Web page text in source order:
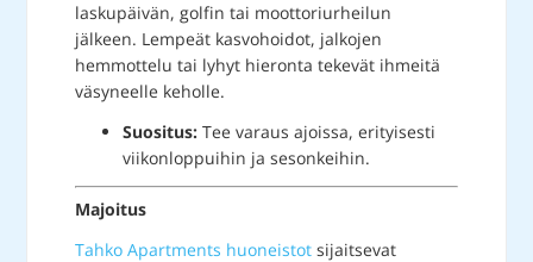
laskupäivän, golfin tai moottoriurheilun
jälkeen. Lempeät kasvohoidot, jalkojen
hemmottelu tai lyhyt hieronta tekevät ihmeitä
väsyneelle keholle.
Suositus: Tee varaus ajoissa, erityisesti
viikonloppuihin ja sesonkeihin.
Majoitus
Tahko Apartments huoneistot sijaitsevat